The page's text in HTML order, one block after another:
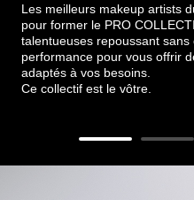
Les meilleurs makeup artists
pour former le PRO
talentueuses repoussant sans
performance pour vous offrir
adaptés à vos besoins.​
Ce collectif est le vôtre.